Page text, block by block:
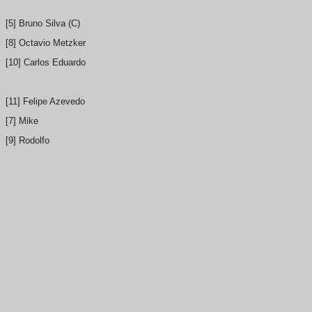
[5] Bruno Silva (C)
[8] Octavio Metzker
[10] Carlos Eduardo
[11] Felipe Azevedo
[7] Mike
[9] Rodolfo